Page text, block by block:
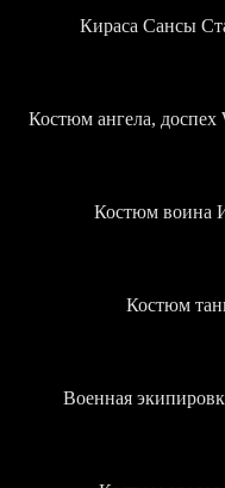
Кираса Сансы
Костюм ангела, доспех
Костюм воина
Костюм
Военная